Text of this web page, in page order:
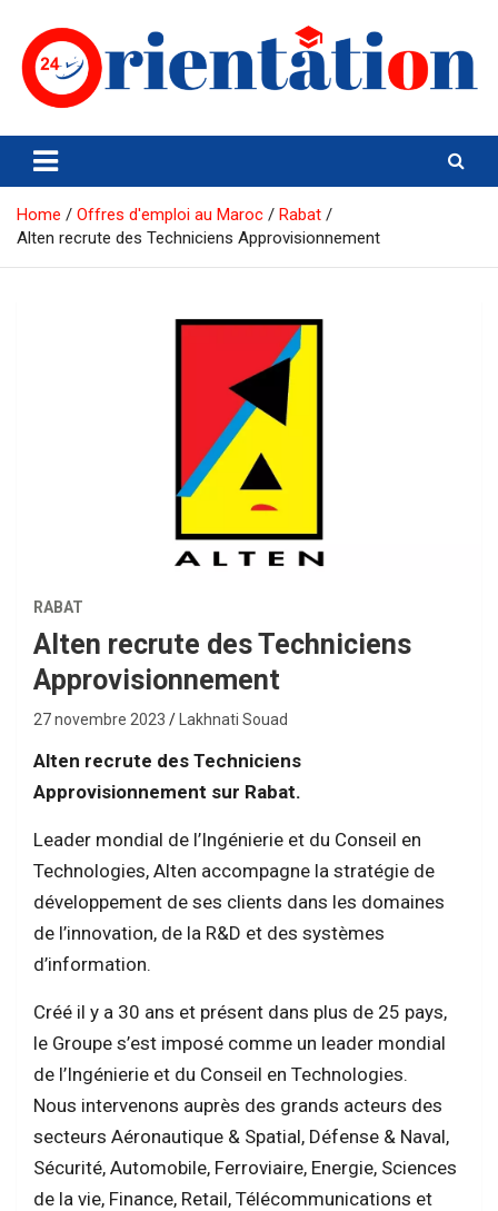
content
Orientation24
Emploi et Orientation au Maroc
Home Offres d'emploi au Maroc
Rabat
Alten recrute des Techniciens Approvisionnement
RABAT
Alten recrute des Techniciens
Approvisionnement
27 novembre 2023 Lakhnati Souad
Alten recrute des Techniciens
Approvisionnement sur Rabat.
Leader mondial de l’Ingénierie et du Conseil en
Technologies, Alten accompagne la stratégie de
développement de ses clients dans les domaines
de l’innovation, de la R&D et des systèmes
d’information.
Créé il y a 30 ans et présent dans plus de 25 pays,
le Groupe s’est imposé comme un leader mondial
de l’Ingénierie et du Conseil en Technologies.
Nous intervenons auprès des grands acteurs des
secteurs Aéronautique & Spatial, Défense & Naval,
Sécurité, Automobile, Ferroviaire, Energie, Sciences
de la vie, Finance, Retail, Télécommunications et